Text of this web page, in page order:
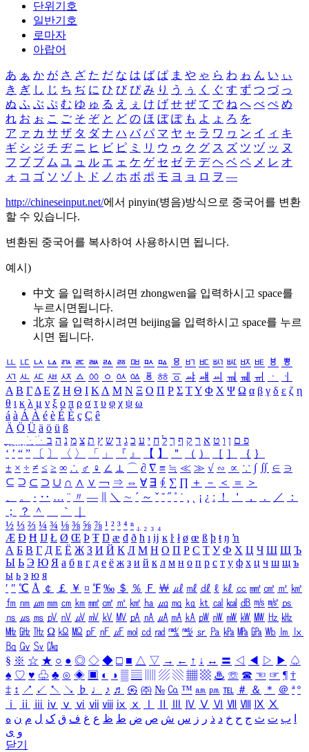
단위기호
일반기호
로마자
아랍어
あ ぁ か が さ ざ た だ な は ば ぱ ま や ゃ ら わ ゎ ん い ぃ
き ぎ し じ ち ぢ に ひ び ぴ み り う ぅ く ぐ す ず つ づ っ
ぬ ふ ぶ ぷ む ゆ ゅ る え ぇ け げ せ ぜ て で ね へ べ ぺ め
れ お ぉ こ ご そ ぞ と ど の ほ ぼ ぽ も よ ょ ろ を
ア ァ カ サ ザ タ ダ ナ ハ バ パ マ ヤ ャ ラ ワ ヮ ン イ ィ キ
ギ シ ジ チ ヂ ニ ヒ ビ ピ ミ リ ウ ゥ ク グ ス ズ ツ ヅ ッ ヌ
フ ブ プ ム ユ ュ ル エ ェ ケ ゲ セ ゼ テ デ ヘ ベ ペ メ レ オ
ォ コ ゴ ソ ゾ ト ド ノ ホ ボ ポ モ ヨ ョ ロ ヲ ―
http://chineseinput.net/에서 pinyin(병음)방식으로 중국어를 변환
할 수 있습니다.
변환된 중국어를 복사하여 사용하시면 됩니다.
예시)
中文 을 입력하시려면 zhongwen을 입력하시고 space를
누르시면됩니다.
北京 을 입력하시려면 beijing을 입력하시고 space를 누르
시면 됩니다.
ㅥ ㅦ ㅧ ㅨ ㅩ ㅪ ㅫ ㅬ ㅭ ㅮ ㅯ ㅰ ㅱ ㅲ ㅳ ㅴ ㅵ ㅶ ㅷ ㅸ
ㅹ
ㅺ ㅻ ㅼ ㅽ ㅾ ㅿ ㆀ ㆁ ㆂ ㆃ ㆄ ㆅ ㆆ ㆇ ㆈ ㆉ ㆊ ㆋ ㆌ ㆍ
ㆎ
Α Β ΓΔ Ε Ζ Η Θ Ι ΚΛ Μ Ν Ξ Ο Π Ρ Σ ΤΥ Φ Χ Ψ Ω α β γ δ ε ζ η
θ ι κ λ μ ν ξ ο π ρ σ τ υ φ χ ψ ω
á à Á À é è É È ç Ç ê
Ä Ö Ü ä ö ü ß
ִֶֹ ֻּ ׁׂ פ ם ן ו ט א ר ק ף ך ל ח י ע כ ג ד ש ץ ת צ מ נ ה ב
‘ ’ “ ” 〔 〕 〈 〉 「 」 『 』 【 】 ＂ （ ） ［ ］ ｛ ｝
± × ÷ ≠ ≤ ≥ ∞ ∴ ♂ ♀ ∠ ⊥ ⌒ ∂ ∇ ≡ ≒ ≪ ≫ √ ∽ ∝ ∵ ∫ ∬ ∈ ∋
⊆ ⊇ ⊂ ⊃ ∪ ∩ ∧ ∨ ￢ ⇒ ⇔ ∀ ∃ ∮ ∑ ∏ ＋ － ＜ ＝
＞
、
。 · ‥ … ¨ 〃 ― ＼ ∼ ´ ～ ˇ ˘ ˝ ˚ ˙ ¸ ¡ ¿ ː ！ ＇ ， ． ／
：
；
？ ＾ ｀
½ ⅓ ⅔ ¼ ¾ ⅛ ⅜ ⅝ ⅞ ¹ ² ³ ⁴ ⁿ ₁ ₂ ₃ ₄
Æ Ð Ħ Ĳ Ł Ø Œ Þ Ŧ Ŋ æ đ ð ħ ı ĳ ĸ ŀ ł ø œ ß þ ŧ ŋ ŉ
А Б В Г Д Е Ё Ж З И Й К Л М Н О П Р С Т У Ф Х Ц Ч Ш Щ Ъ
Ы Ь Э Ю Я а б в г д е ё ж з и й к л м н о п р с т у ф х ц ч ш щ ъ
ы ь э ю я
′ ″ ℃ Å ￠ ￡ ￥ ¤ ℉ ‰ ＄ ％ Ｆ ￦ ㎕ ㎖ ㎗ ℓ ㎘ ㏄ ㎣ ㎤ ㎥ ㎦
㎙ ㎚ ㎛ ㎜ ㎝ ㎞ ㎟ ㎠ ㎡ ㎢ ㏊ ㎍ ㎎ ㎏ ㏏ ㎈ ㎉ ㏈ ㎧ ㎨ ㎰
㎱ ㎲ ㎳ ㎴ ㎵ ㎶ ㎷ ㎸ ㎹ ㎀ ㎁ ㎂ ㎃ ㎄ ㎺ ㎻ ㎽ ㎾ ㎿ ㎐ ㎑
㎒ ㎓ ㎔ Ω ㏀ ㏁ ㎊ ㎋ ㎌ ㏖ ㏅ ㎭ ㎮ ㎯ ㏛ ㎩ ㎪ ㎫ ㎬ ㏝ ㏐
㏓
㏃ ㏉ ㏜ ㏆
§ ※ ☆ ★ ○ ● ◎ ◇ ◆ □ ■ △ ▽ → ← ↑ ↓ ↔ 〓 ◁ ◀ ▷ ▶ ♤
♠ ♡ ♥ ♧ ♣ ⊙ ◈ ▣ ◐ ◑ ▒ ▤ ▨ ▧ ▦ ▩ ♨ ☏ ☎ ☜ ☞ ¶ †
‡ ↕ ↗ ↙ ↖ ↘ ♭ ♩ ♪ ♬ ㉿ ㈜ № ㏇ ™ ㏂ ㏘ ℡ ＃ ＆ ＊ ＠ ª º
ⅰ
ⅱ ⅲ ⅳ ⅴ ⅵ ⅶ ⅷ ⅸ ⅹ Ⅳ Ⅴ Ⅵ Ⅶ Ⅷ Ⅸ Ⅹ
ب ت ث ج ح خ د ذ ر ز س ش ص ض ط ظ ع غ ف ق ک ل م ن ه
و ی
닫기